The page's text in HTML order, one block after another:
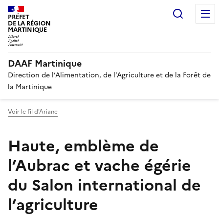
PRÉFET
DE LA RÉGION
MARTINIQUE
DAAF Martinique
Direction de l’Alimentation, de l’Agriculture et de la Forêt de
la Martinique
Voir le fil d'Ariane
Haute, emblème de
l’Aubrac et vache égérie
du Salon international de
l’agriculture